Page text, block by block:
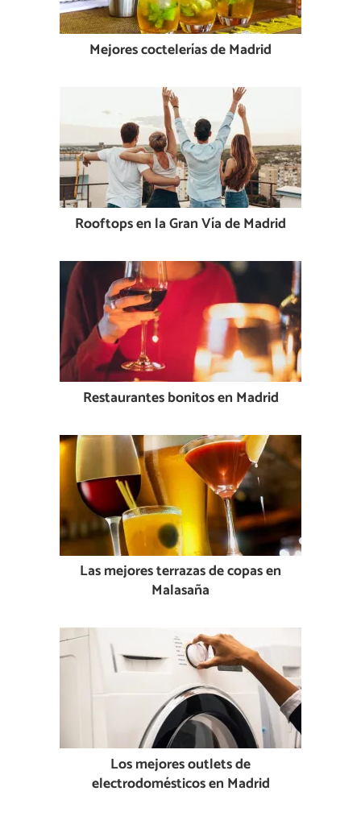
Mejores coctelerías de Madrid
Rooftops en la Gran Vía de Madrid
Restaurantes bonitos en Madrid
Las mejores terrazas de copas en
Malasaña
Los mejores outlets de
electrodomésticos en Madrid